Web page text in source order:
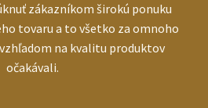
zákazníkom širokú ponuku
tovaru a to všetko za omnoho
na kvalitu produktov
očakávali.